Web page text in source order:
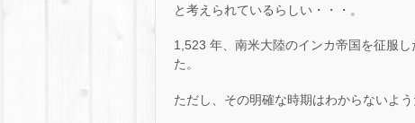
と考えられているらしい・・・。
1,523 年、南米大陸のインカ帝国を征服
た。
ただし、その明確な時期はわからないよう